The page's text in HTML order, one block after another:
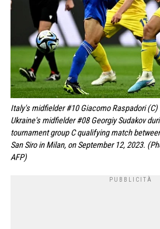
Italy's midfielder #10 Giacomo Raspadori
Ukraine's midfielder #08 Georgiy Sudakov
tournament group C qualifying match
San Siro in Milan, on September 12, 2023.
AFP)